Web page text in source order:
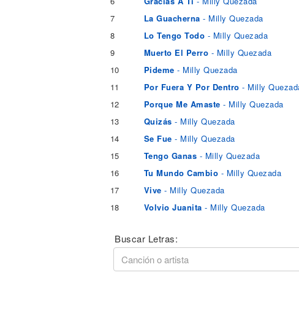
7
La Guacherna - Milly Quezada
8
Lo Tengo Todo - Milly Quezada
9
Muerto El Perro - Milly Quezada
10
Pideme - Milly Quezada
11
Por Fuera Y Por Dentro - Milly
12
Porque Me Amaste - Milly Quezada
13
Quizás - Milly Quezada
14
Se Fue - Milly Quezada
15
Tengo Ganas - Milly Quezada
16
Tu Mundo Cambio - Milly Quezada
17
Vive - Milly Quezada
18
Volvio Juanita - Milly Quezada
Buscar Letras: